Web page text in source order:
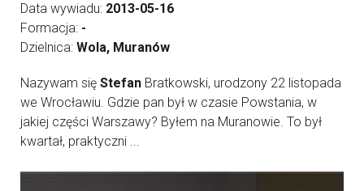
Data wywiadu: 2013-05-16
Formacja: -
Dzielnica: Wola, Muranów
Nazywam się Stefan Bratkowski, urodzony 22 listopada
we Wrocławiu. Gdzie pan był w czasie Powstania, w
jakiej części Warszawy? Byłem na Muranowie. To był
kwartał, praktyczni ...